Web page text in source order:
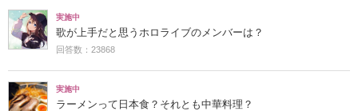
実施中
歌が上手だと思うホロライブのメンバーは？
回答数：23868
実施中
ラーメンって日本食？それとも中華料理？